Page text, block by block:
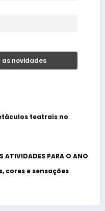
teatrais no
ATIVIDADES PARA O ANO
cores e sensações